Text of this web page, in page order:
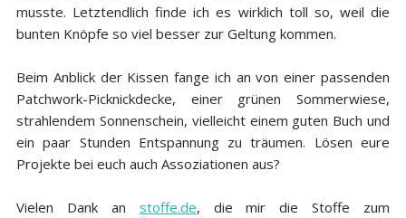
musste. Letztendlich finde ich es wirklich toll so, weil die
bunten Knöpfe so viel besser zur Geltung kommen.
Beim Anblick der Kissen fange ich an von einer passenden
Patchwork-Picknickdecke, einer grünen Sommerwiese,
strahlendem Sonnenschein, vielleicht einem guten Buch und
ein paar Stunden Entspannung zu träumen. Lösen eure
Projekte bei euch auch Assoziationen aus?
Vielen Dank an stoffe.de, die mir die Stoffe zum